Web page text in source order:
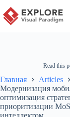
Read this
Главная Articles
Модернизация
оптимизация
приоритизации